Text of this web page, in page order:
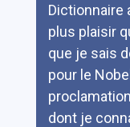
Dictionnaire
plus plaisir
que je sais
pour le
dont je